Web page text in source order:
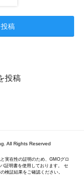
稿
投稿
All Rights Reserved
実在性の証明のため、GMOグロ
証明書を使用しております。 セ
検証結果をご確認ください。